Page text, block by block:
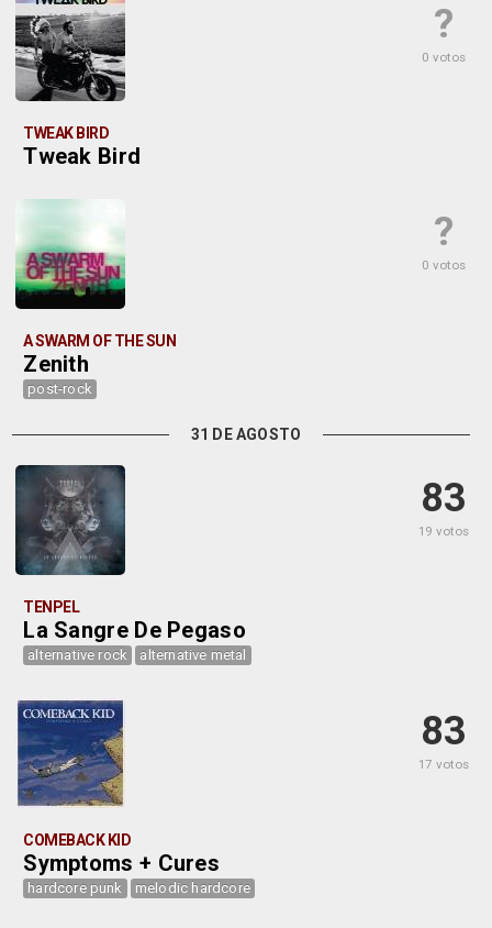
?
0 votos
TWEAK BIRD
Tweak Bird
?
0 votos
A SWARM OF THE SUN
Zenith
post-rock
31 DE AGOSTO
83
19 votos
TENPEL
La Sangre De Pegaso
alternative rock alternative metal
83
17 votos
COMEBACK KID
Symptoms + Cures
hardcore punk melodic hardcore